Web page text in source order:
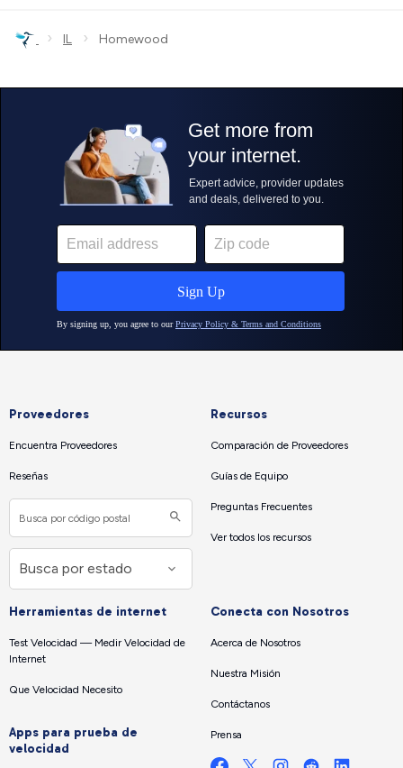
› IL › Homewood
Proveedores
Encuentra Proveedores
Reseñas
Recursos
Comparación de Proveedores
Guías de Equipo
Preguntas Frecuentes
Ver todos los recursos
Herramientas de internet
Test Velocidad — Medir Velocidad de
Internet
Que Velocidad Necesito
Apps para prueba de
velocidad
Conecta con Nosotros
Acerca de Nosotros
Nuestra Misión
Contáctanos
Prensa